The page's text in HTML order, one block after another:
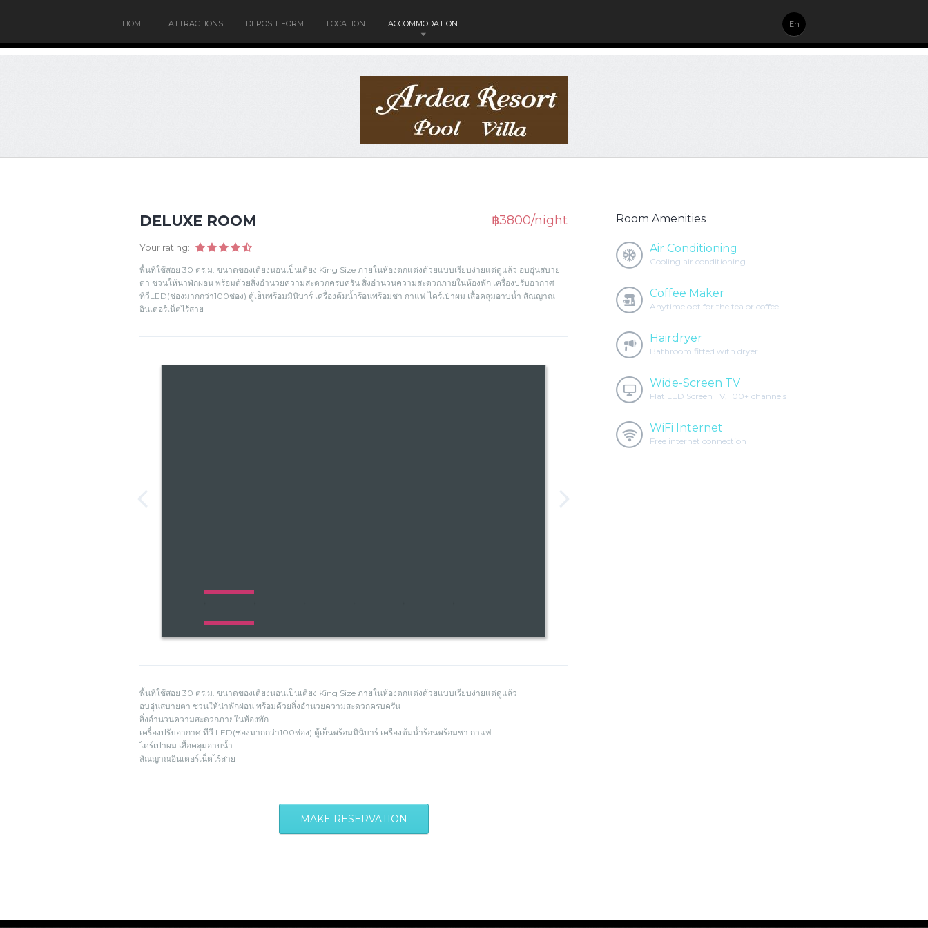
En
HOME ATTRACTIONS DEPOSIT FORM LOCATION ACCOMMODATION
DELUXE ROOM ฿3800/night
Your rating:
พื้นที่ใช้สอย 30 ตร.ม. ขนาดของเตียงนอนเป็นเตียง King Size ภายในห้องตกแต่งด้วยแบบเรียบง่ายแต่ดูแล้ว อบอุ่นสบาย
ตา ชวนให้น่าพักผ่อน พร้อมด้วยสิ่งอำนวยความสะดวกครบครัน สิ่งอำนวนความสะดวกภายในห้องพัก เครื่องปรับอากาศ
ทีวีLED(ช่องมากกว่า100ช่อง) ตู้เย็นพร้อมมินิบาร์ เครื่องต้มน้ำร้อนพร้อมชา กาแฟ ไดร์เป่าผม เสื้อคลุมอาบน้ำ สัณญาณ
อินเตอร์เน็ตไร้สาย
พื้นที่ใช้สอย 30 ตร.ม. ขนาดของเตียงนอนเป็นเตียง King Size ภายในห้องตกแต่งด้วยแบบเรียบง่ายแต่ดูแล้ว
อบอุ่นสบายตา ชวนให้น่าพักผ่อน พร้อมด้วยสิ่งอำนวยความสะดวกครบครัน
สิ่งอำนวนความสะดวกภายในห้องพัก
เครื่องปรับอากาศ ทีวี LED(ช่องมากกว่า100ช่อง) ตู้เย็นพร้อมมินิบาร์ เครื่องต้มน้ำร้อนพร้อมชา กาแฟ
ไดร์เป่าผม เสื้อคลุมอาบน้ำ
สัณญาณอินเตอร์เน็ตไร้สาย
MAKE RESERVATION
Room Amenities
Air Conditioning
Cooling air conditioning
Coffee Maker
Anytime opt for the tea or coffee
Hairdryer
Bathroom fitted with dryer
Wide-Screen TV
Flat LED Screen TV, 100+ channels
WiFi Internet
Free internet connection